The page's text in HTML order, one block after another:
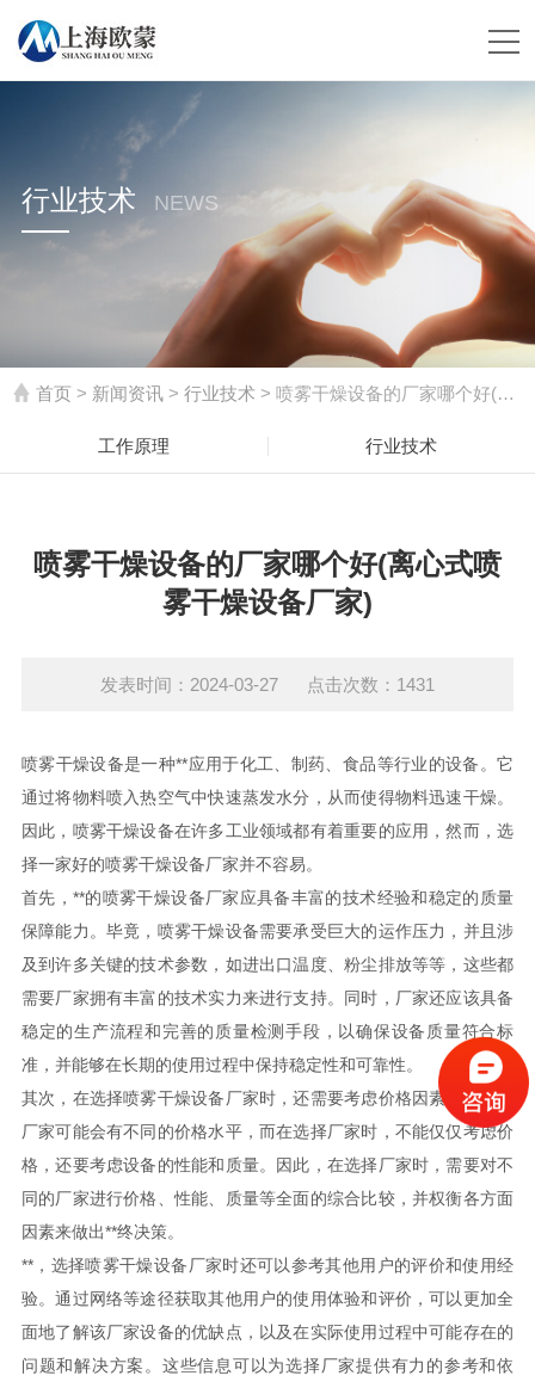
行业技术 NEWS
首页 > 新闻资讯 > 行业技术 > 喷雾干燥设备的厂家哪个好(离心式喷雾干燥设备厂家)
工作原理 行业技术
喷雾干燥设备的厂家哪个好(离心式喷
雾干燥设备厂家)
发表时间：2024-03-27 点击次数：1431
喷雾干燥设备是一种**应用于化工、制药、食品等行业的设备。它
通过将物料喷入热空气中快速蒸发水分，从而使得物料迅速干燥。
因此，喷雾干燥设备在许多工业领域都有着重要的应用，然而，选
择一家好的喷雾干燥设备厂家并不容易。
首先，**的喷雾干燥设备厂家应具备丰富的技术经验和稳定的质量
保障能力。毕竟，喷雾干燥设备需要承受巨大的运作压力，并且涉
及到许多关键的技术参数，如进出口温度、粉尘排放等等，这些都
需要厂家拥有丰富的技术实力来进行支持。同时，厂家还应该具备
稳定的生产流程和完善的质量检测手段，以确保设备质量符合标
准，并能够在长期的使用过程中保持稳定性和可靠性。
其次，在选择喷雾干燥设备厂家时，还需要考虑价格因素。不同的
厂家可能会有不同的价格水平，而在选择厂家时，不能仅仅考虑价
格，还要考虑设备的性能和质量。因此，在选择厂家时，需要对不
同的厂家进行价格、性能、质量等全面的综合比较，并权衡各方面
因素来做出**终决策。
**，选择喷雾干燥设备厂家时还可以参考其他用户的评价和使用经
验。通过网络等途径获取其他用户的使用体验和评价，可以更加全
面地了解该厂家设备的优缺点，以及在实际使用过程中可能存在的
问题和解决方案。这些信息可以为选择厂家提供有力的参考和依